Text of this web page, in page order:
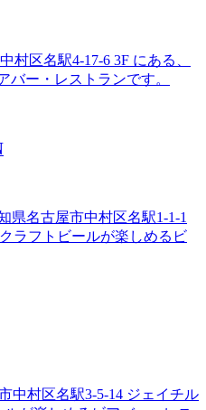
村区名駅4-17-6 3F にある、
バー・レストランです。
県名古屋市中村区名駅1-1-1
ラフトビールが楽しめるビ
村区名駅3-5-14 ジェイチル